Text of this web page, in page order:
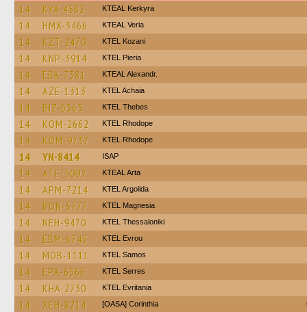
14 KYA-4582 KTEAL Kerkyra
14 HMX-3466 KTEAL Veria
14 KZT-2470 ΚΤΕL Kozani
14 KNP-3914 KTEL Pieria
14 EBK-7381 KTEAL Alexandr.
14 AZE-1313 KTEL Achaia
14 BIZ-6565 KTEL Thebes
14 KOM-2662 KTEL Rhodope
14 KOM-9737 KTEL Rhodope
14 YN-8414 ISAP
14 ATE-5092 KTEAL Arta
14 APM-7214 KTEL Argolida
14 BON-5777 ΚΤΕL Magnesia
14 NEH-9470 KTEL Thessaloniki
14 EBM-6745 KTEL Evrou
14 MOB-1111 KTEL Samos
14 EPK-6566 KTEL Serres
14 KHA-2730 ΚΤΕL Evritania
14 XEH-8214 [OASA] Corinthia